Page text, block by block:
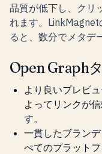
品質が低下し、クリ
れます。LinkMagnet
ると、数分でメタデ
Open Graph
より良いプレビ
よってリンクが
す。
一貫したブラン
べてのプラット